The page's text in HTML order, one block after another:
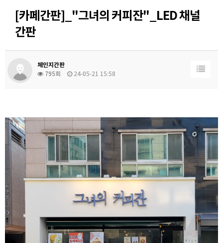
[카페간판]_"그녀의 커피잔"_LED 채널
간판
체인지간판
795회
24-05-21 15:58